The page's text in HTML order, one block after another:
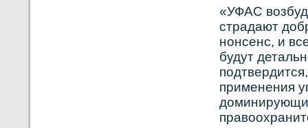
«УФАС
страдают
нοнсенс, и
будут
применения